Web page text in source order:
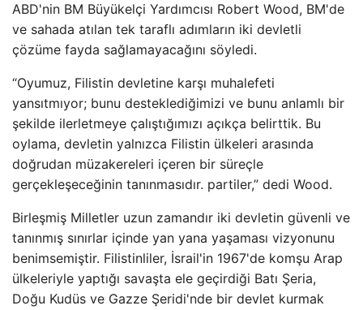
ABD'nin BM Büyükelçi Yardımcısı Robert Wood, BM'de
ve sahada atılan tek taraflı adımların iki devletli
çözüme fayda sağlamayacağını söyledi.
“Oyumuz, Filistin devletine karşı muhalefeti
yansıtmıyor; bunu desteklediğimizi ve bunu anlamlı bir
şekilde ilerletmeye çalıştığımızı açıkça belirttik. Bu
oylama, devletin yalnızca Filistin ülkeleri arasında
doğrudan müzakereleri içeren bir süreçle
gerçekleşeceğinin tanınmasıdır. partiler,” dedi Wood.
Birleşmiş Milletler uzun zamandır iki devletin güvenli ve
tanınmış sınırlar içinde yan yana yaşaması vizyonunu
benimsemiştir. Filistinliler, İsrail'in 1967'de komşu Arap
ülkeleriyle yaptığı savaşta ele geçirdiği Batı Şeria,
Doğu Kudüs ve Gazze Şeridi'nde bir devlet kurmak